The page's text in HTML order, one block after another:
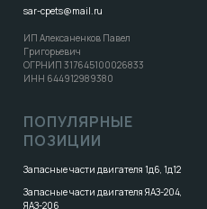
sar-cpets@mail.ru
ИП Алексаненков Павел
Григорьевич
ОГРНИП 317645100026833
ИНН 644912989380
ПОПУЛЯРНЫЕ
ПОЗИЦИИ
Запасные части двигателя 1д6, 1д12
Запасные части двигателя ЯАЗ-204,
ЯАЗ-206